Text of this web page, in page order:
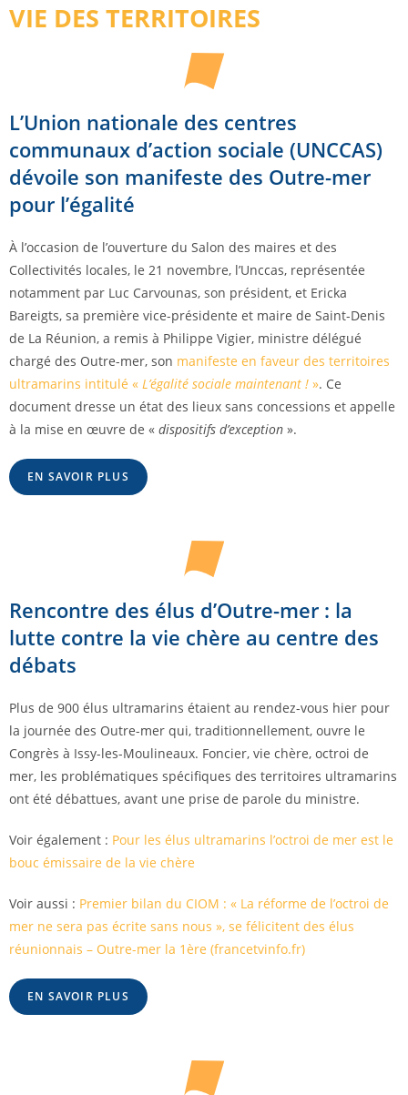
VIE DES TERRITOIRES
L’Union nationale des centres
communaux d’action sociale (UNCCAS)
dévoile son manifeste des Outre-mer
pour l’égalité
À l’occasion de l’ouverture du Salon des maires et des
Collectivités locales, le 21 novembre, l’Unccas, représentée
notamment par Luc Carvounas, son président, et Ericka
Bareigts, sa première vice-présidente et maire de Saint-Denis
de La Réunion, a remis à Philippe Vigier, ministre délégué
chargé des Outre-mer, son manifeste en faveur des territoires
ultramarins intitulé « L’égalité sociale maintenant ! ». Ce
document dresse un état des lieux sans concessions et appelle
à la mise en œuvre de « dispositifs d’exception ».
EN SAVOIR PLUS
Rencontre des élus d’Outre-mer : la
lutte contre la vie chère au centre des
débats
Plus de 900 élus ultramarins étaient au rendez-vous hier pour
la journée des Outre-mer qui, traditionnellement, ouvre le
Congrès à Issy-les-Moulineaux. Foncier, vie chère, octroi de
mer, les problématiques spécifiques des territoires ultramarins
ont été débattues, avant une prise de parole du ministre.
Voir également : Pour les élus ultramarins l’octroi de mer est le
bouc émissaire de la vie chère
Voir aussi : Premier bilan du CIOM : « La réforme de l’octroi de
mer ne sera pas écrite sans nous », se félicitent des élus
réunionnais – Outre-mer la 1ère (francetvinfo.fr)
EN SAVOIR PLUS